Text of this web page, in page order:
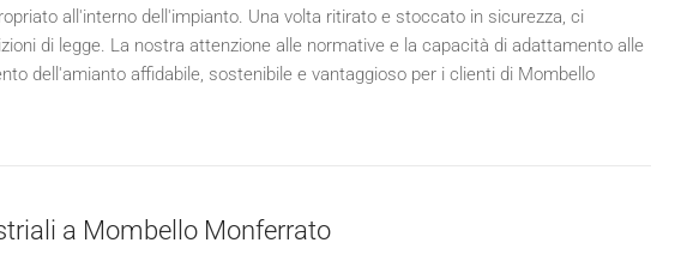
all'interno dell'impianto. Una volta ritirato e stoccato in sicurezza, ci
di legge. La nostra attenzione alle normative e la capacità di adattamento alle
dell'amianto affidabile, sostenibile e vantaggioso per i clienti di Mombello
a Mombello Monferrato